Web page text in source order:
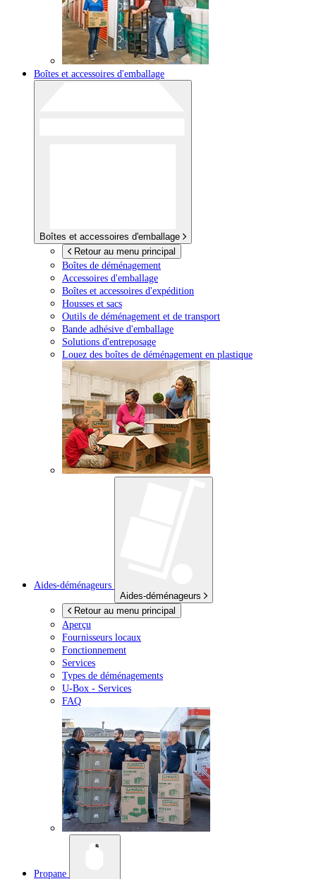
Boîtes et accessoires d'emballage
Boîtes et accessoires d'emballage
Retour au menu principal
Boîtes de déménagement
Accessoires d'emballage
Boîtes et accessoires d'expédition
Housses et sacs
Outils de déménagement et de transport
Bande adhésive d'emballage
Solutions d'entreposage
Louez des boîtes de déménagement en plastique
Aides-déménageurs
Aides-déménageurs
Retour au menu principal
Aperçu
Fournisseurs locaux
Fonctionnement
Services
Types de déménagements
U-Box - Services
FAQ
Propane